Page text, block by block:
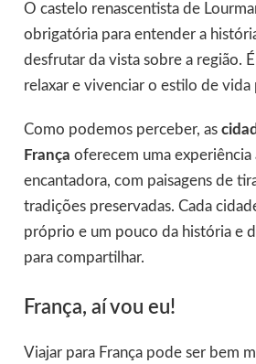
O castelo renascentista de
obrigatória para entender a
desfrutar da vista sobre a região.
relaxar e vivenciar o estilo de vida
Como podemos perceber, as
França oferecem uma experiência
encantadora, com paisagens de
tradições preservadas. Cada
próprio e um pouco da história e
para compartilhar.
França, aí vou eu!
Viajar para França pode ser bem